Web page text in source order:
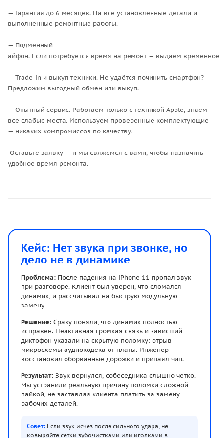
— Гарантия до 6 месяцев. На все установленные детали и
выполненные ремонтные работы.
— Подменный
айфон. Если потребуется время на ремонт — выдаём временное
— Trade-in и выкуп техники. Не удаётся починить смартфон?
Предложим выгодный обмен или выкуп.
— Опытный сервис. Работаем только с техникой Apple, знаем
все слабые места. Используем проверенные комплектующие
— никаких компромиссов по качеству.
Оставьте заявку — и мы свяжемся с вами, чтобы назначить
удобное время ремонта.
Кейс: Нет звука при звонке, но
дело не в динамике
Проблема: После падения на iPhone 11 пропал звук
при разговоре. Клиент был уверен, что сломался
динамик, и рассчитывал на быструю модульную
замену.
Решение: Сразу поняли, что динамик полностью
исправен. Неактивная громкая связь и зависший
диктофон указали на скрытую поломку: отрыв
микросхемы аудиокодека от платы. Инженер
восстановил оборванные дорожки и припаял чип.
Результат: Звук вернулся, собеседника слышно четко.
Мы устранили реальную причину поломки сложной
пайкой, не заставляя клиента платить за замену
рабочих деталей.
Совет: Если звук исчез после сильного удара, не
ковыряйте сетки зубочистками или иголками в